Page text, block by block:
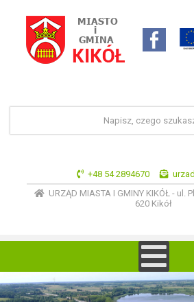
+48 54 2894670
URZĄD MIASTA I GMINY KIKÓŁ - ul.
620 Kikół